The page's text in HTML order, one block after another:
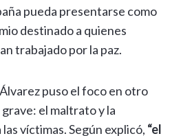
pueda presentarse como
destinado a quienes
trabajado por la paz.
puso el foco en otro
el maltrato y la
víctimas. Según explicó, “el